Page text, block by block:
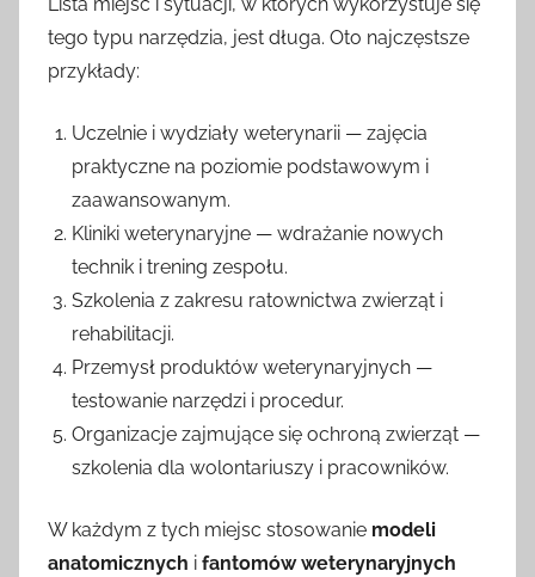
Lista miejsc i sytuacji, w których wykorzystuje się
tego typu narzędzia, jest długa. Oto najczęstsze
przykłady:
Uczelnie i wydziały weterynarii — zajęcia
praktyczne na poziomie podstawowym i
zaawansowanym.
Kliniki weterynaryjne — wdrażanie nowych
technik i trening zespołu.
Szkolenia z zakresu ratownictwa zwierząt i
rehabilitacji.
Przemysł produktów weterynaryjnych —
testowanie narzędzi i procedur.
Organizacje zajmujące się ochroną zwierząt —
szkolenia dla wolontariuszy i pracowników.
W każdym z tych miejsc stosowanie modeli
anatomicznych i fantomów weterynaryjnych